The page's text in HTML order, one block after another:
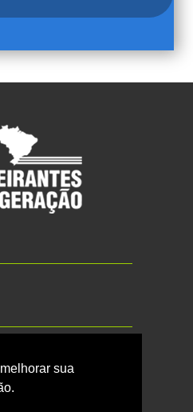
050
sua